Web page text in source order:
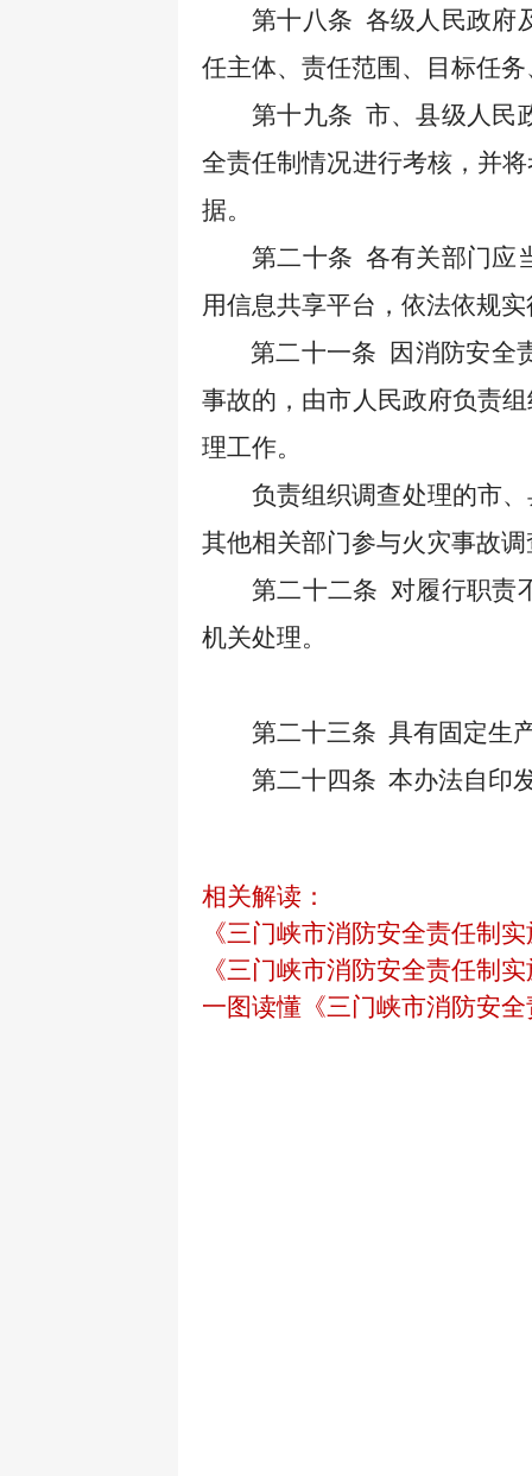
第十八条 各级人民政府
任主体、责任范围、目标任
第十九条 市、县级人民
全责任制情况进行考核，并
据。
第二十条 各有关部门应
用信息共享平台，依法依规
第二十一条
因消防安全
事故的，由市人民政府负责
理工作。
负责组织调查处理的市
其他相关部门参与火灾事故调
第二十二条 对履行职责
机关处理。
第二十三条 具有固定生
第二十四条 本办法自印
相关解读：
《三门峡市消防安全责任制
《三门峡市消防安全责任制
一图读懂《三门峡市消防安